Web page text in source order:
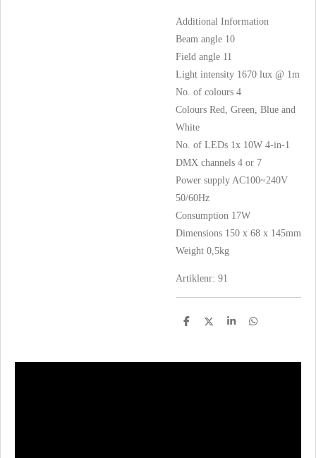
Additional Information
Beam angle 10
Field angle 11
Light intensity 1670 lux @ 1m
No. of colours 4
Colours Red, Green, Blue and
White
No. of LEDs 1x 10W 4-in-1
DMX channels 4 or 7
Power supply AC100~240V
50/60Hz
Consumption 17W
Dimensions 150 x 68 x 145mm
Weight 0,5kg
Artiklenr: 91
D
n
D
S
e
D
n